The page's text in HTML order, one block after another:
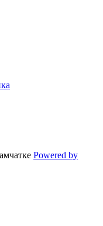
Powered by